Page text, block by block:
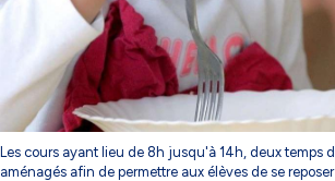
Les cours ayant lieu de 8h jusqu'à 14h, deux temps
aménagés afin de permettre aux élèves de se